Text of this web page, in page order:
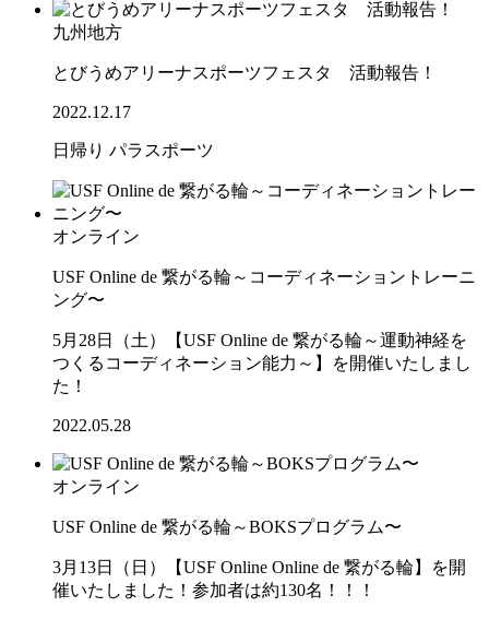
九州地方
とびうめアリーナスポーツフェスタ 活動報告！
2022.12.17
日帰り パラスポーツ
オンライン
USF Online de 繋がる輪～コーディネーショントレーニ
ング〜
5月28日（土）【USF Online de 繋がる輪～運動神経を
つくるコーディネーション能力～】を開催いたしまし
た！
2022.05.28
オンライン
USF Online de 繋がる輪～BOKSプログラム〜
3月13日（日）【USF Online Online de 繋がる輪】を開
催いたしました！参加者は約130名！！！